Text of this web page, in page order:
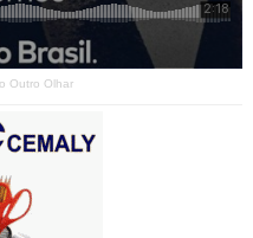
Outro Olhar